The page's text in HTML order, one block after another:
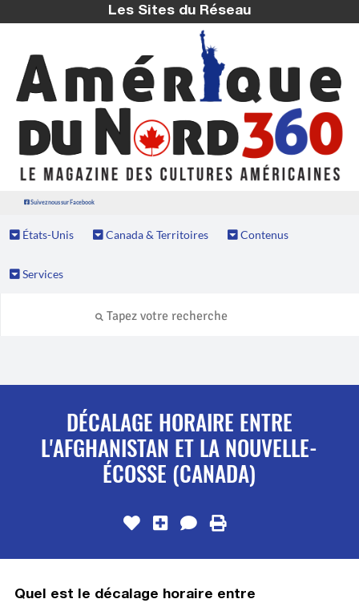
Les Sites du Réseau
Suivez nous sur Facebook
États-Unis Canada & Territoires Contenus
Services
DÉCALAGE HORAIRE ENTRE
L'AFGHANISTAN ET LA NOUVELLE-
ÉCOSSE (CANADA)
Quel est le décalage horaire entre